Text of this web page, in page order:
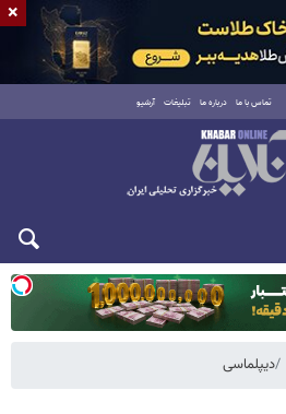
تماس با ما درباره ما تبلیغات آرشیو
دیپلماسی
×